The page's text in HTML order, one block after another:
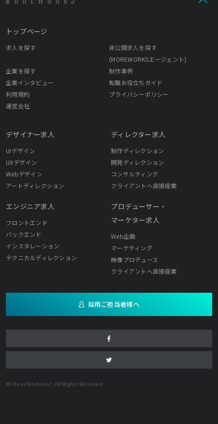
トップページ
求人を探す
非公開求人を探す
(MOREWORKSエージェント)
企業を探す
制作事例
企業インタビュー
転職お役立ちガイド
利用規約
プライバシーポリシー
運営会社
デザイナー求人
UIデザイン
UXデザイン
Webデザイン
アートディレクション
エンジニア求人
フロントエンド
バックエンド
インスタレーション
テクニカルディレクション
ディレクター求人
制作ディレクション
開発ディレクション
コンサルティング
クライアントへ直接提案
プロデューサー・
マーケター求人
Web企画
マーケティング
映像プロデュース
クライアントへ直接提案
採用ご担当者様へ
© Mirai Works Inc. All Rights Reserved.